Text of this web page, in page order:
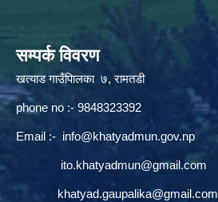
सम्पर्क विवरण
खत्याड गाउँपािलका ७, रामतडी
phone no :- 9848323392
Email :- info@khatyadmun.gov.np
ito.khatyadmun@gmail.com
khatyad.gaupalika@gmail.com